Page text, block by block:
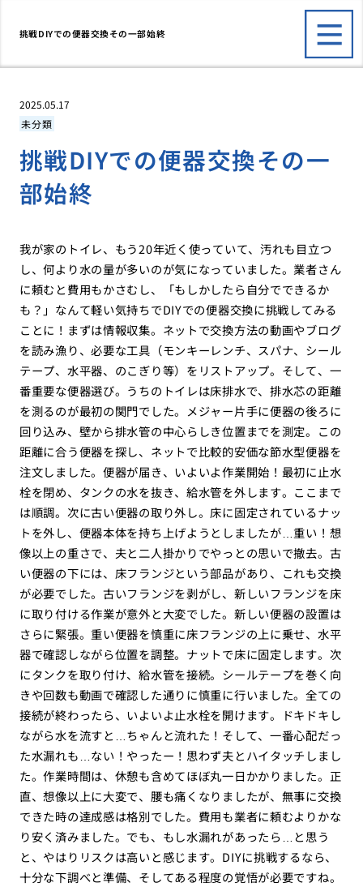
挑戦DIYでの便器交換その一部始終
2025.05.17
未分類
挑戦DIYでの便器交換その一
部始終
我が家のトイレ、もう20年近く使っていて、汚れも目立つ
し、何より水の量が多いのが気になっていました。業者さん
に頼むと費用もかさむし、「もしかしたら自分でできるか
も？」なんて軽い気持ちでDIYでの便器交換に挑戦してみる
ことに！まずは情報収集。ネットで交換方法の動画やブログ
を読み漁り、必要な工具（モンキーレンチ、スパナ、シール
テープ、水平器、のこぎり等）をリストアップ。そして、一
番重要な便器選び。うちのトイレは床排水で、排水芯の距離
を測るのが最初の関門でした。メジャー片手に便器の後ろに
回り込み、壁から排水管の中心らしき位置までを測定。この
距離に合う便器を探し、ネットで比較的安価な節水型便器を
注文しました。便器が届き、いよいよ作業開始！最初に止水
栓を閉め、タンクの水を抜き、給水管を外します。ここまで
は順調。次に古い便器の取り外し。床に固定されているナッ
トを外し、便器本体を持ち上げようとしましたが…重い！想
像以上の重さで、夫と二人掛かりでやっとの思いで撤去。古
い便器の下には、床フランジという部品があり、これも交換
が必要でした。古いフランジを剥がし、新しいフランジを床
に取り付ける作業が意外と大変でした。新しい便器の設置は
さらに緊張。重い便器を慎重に床フランジの上に乗せ、水平
器で確認しながら位置を調整。ナットで床に固定します。次
にタンクを取り付け、給水管を接続。シールテープを巻く向
きや回数も動画で確認した通りに慎重に行いました。全ての
接続が終わったら、いよいよ止水栓を開けます。ドキドキし
ながら水を流すと…ちゃんと流れた！そして、一番心配だっ
た水漏れも…ない！やったー！思わず夫とハイタッチしまし
た。作業時間は、休憩も含めてほぼ丸一日かかりました。正
直、想像以上に大変で、腰も痛くなりましたが、無事に交換
できた時の達成感は格別でした。費用も業者に頼むよりかな
り安く済みました。でも、もし水漏れがあったら…と思う
と、やはりリスクは高いと感じます。DIYに挑戦するなら、
十分な下調べと準備、そしてある程度の覚悟が必要ですね。